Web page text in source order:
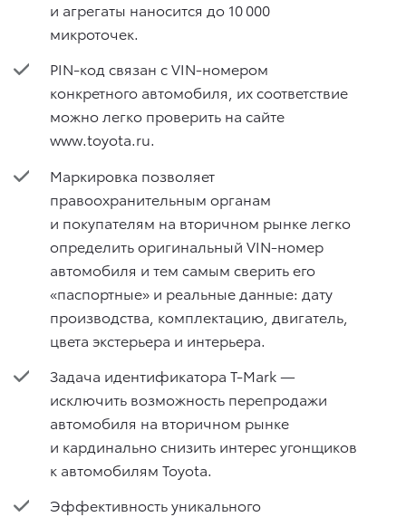
и агрегаты наносится до 10 000
микроточек.
PIN-код связан с VIN-номером
конкретного автомобиля, их соответствие
можно легко проверить на сайте
www.toyota.ru.
Маркировка позволяет
правоохранительным органам
и покупателям на вторичном рынке легко
определить оригинальный VIN-номер
автомобиля и тем самым сверить его
«паспортные» и реальные данные: дату
производства, комплектацию, двигатель,
цвета экстерьера и интерьера.
Задача идентификатора T-Mark —
исключить возможность перепродажи
автомобиля на вторичном рынке
и кардинально снизить интерес угонщиков
к автомобилям Toyota.
Эффективность уникального